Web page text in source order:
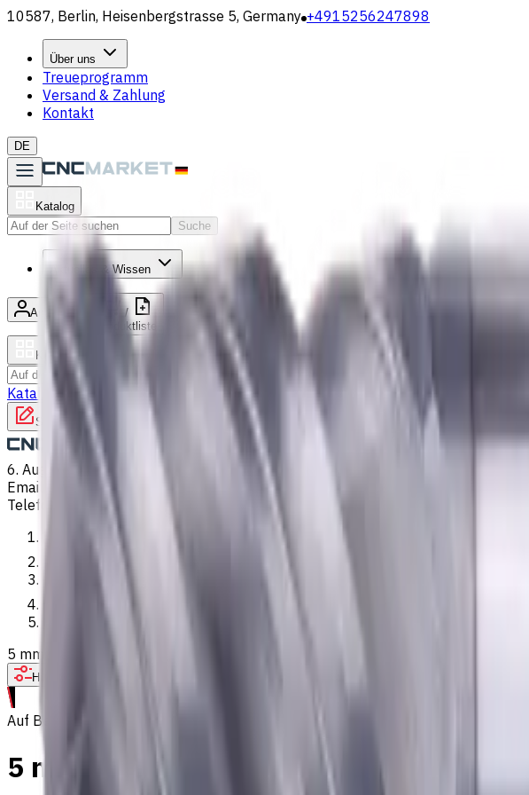
10587, Berlin, Heisenbergstrasse 5, Germany +4915256247898
Über uns
Treueprogramm
Versand & Zahlung
Kontakt
DE
Katalog
Suche
Aktuelles & Wissen
Anmelden
/
Produktliste
Katalog
KatalogBohrer VHM SchaftfräsernDrehmaschine Werkzeughalter
Schreiben Sie uns
6. Aug. 2026, 12:52
Email
kontakt@CNCmarket.de
Telefon
+4915256247898
5 mm VHM Schaftfräser, 0.2 mm Fase, 4 Schneiden, Radius, Standardlänge, Für
Hilfe bei der Werkzeugauswahl
Auf Bestellung
5 mm VHM Schaftfräser, 0.2 mm Fase,